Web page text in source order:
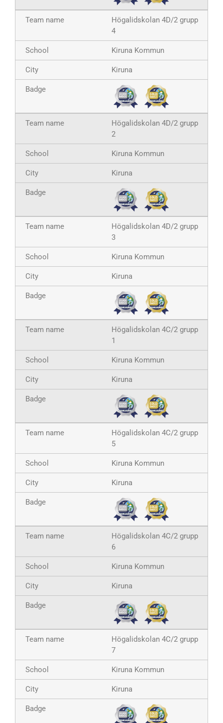
Högalidskolan 4D/2 grupp
4
Kiruna Kommun
Kiruna
Högalidskolan 4D/2 grupp
2
Kiruna Kommun
Kiruna
Högalidskolan 4D/2 grupp
3
Kiruna Kommun
Kiruna
Högalidskolan 4C/2 grupp
1
Kiruna Kommun
Kiruna
Högalidskolan 4C/2 grupp
5
Kiruna Kommun
Kiruna
Högalidskolan 4C/2 grupp
6
Kiruna Kommun
Kiruna
Högalidskolan 4C/2 grupp
7
Kiruna Kommun
Kiruna